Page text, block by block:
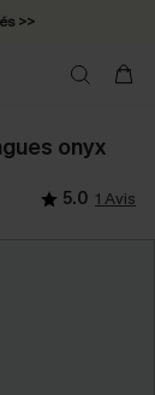
>>
onyx
5.0 1 Avis